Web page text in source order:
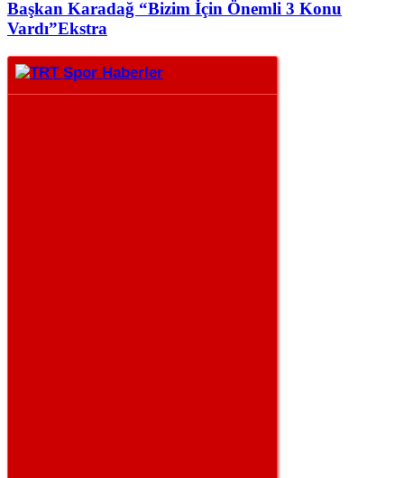
Başkan Karadağ “Bizim İçin Önemli 3 Konu
Vardı”Ekstra